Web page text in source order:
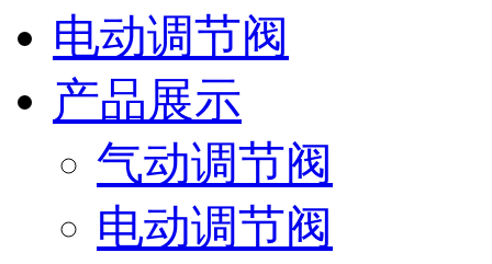
电动调节阀
产品展示
气动调节阀
电动调节阀